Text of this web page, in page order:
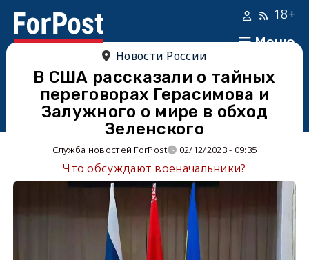
Меню
18+
Новости России
В США рассказали о тайных
переговорах Герасимова и
Залужного о мире в обход
Зеленского
Служба новостей ForPost 02/12/2023 - 09:35
Что обсуждают военачальники?